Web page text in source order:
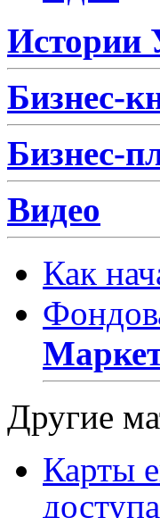
Истории
Бизнес-
Бизнес-
Видео
Как
Другие
Карты
доступа